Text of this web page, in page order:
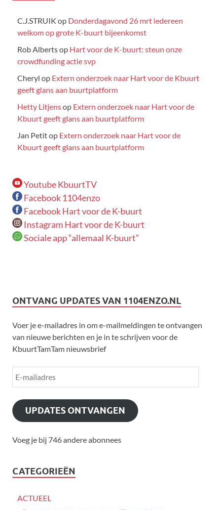
C.J.STRUIK op Donderdagavond 26 mrt iedereen
welkom op grote K-buurt bijeenkomst
Rob Albertsop Hart voor de K-buurt: steun onze
crowdfunding actie svp
Cheryl op Extern onderzoek naar Hart voor de Kbuurt
geeft glans aan buurtplatform
Hetty Litjensop Extern onderzoek naar Hart voor de
Kbuurt geeft glans aan buurtplatform
Jan Petitop Extern onderzoek naar Hart voor de
Kbuurt geeft glans aan buurtplatform
Youtube KbuurtTV
Facebook 1104enzo
Facebook Hart voor de K-buurt
Instagram Hart voor de K-buurt
Sociale app “allemaal K-buurt”
ONTVANG UPDATES VAN 1104ENZO.NL
Voer je e-mailadres in om e-mailmeldingen te ontvangen
van nieuwe berichten en je in te schrijven voor de
KbuurtTamTam nieuwsbrief
UPDATES ONTVANGEN
Voeg je bij 746 andere abonnees
CATEGORIEËN
ACTUEEL